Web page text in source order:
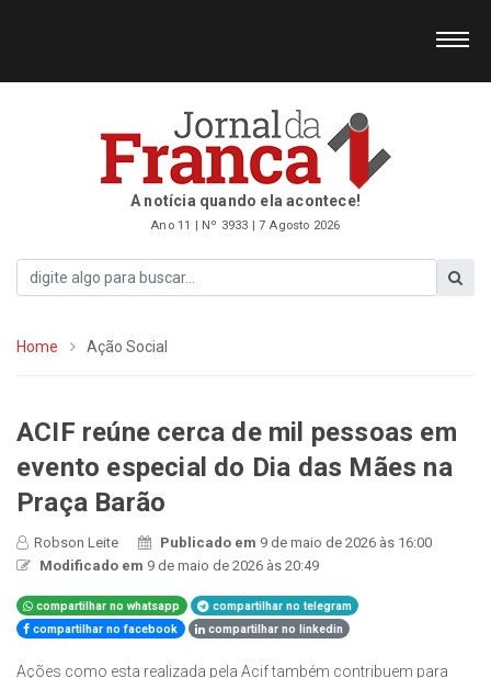
A notícia quando ela acontece!
Ano 11 | Nº 3933 | 7 Agosto 2026
Home Ação Social
ACIF reúne cerca de mil pessoas em
evento especial do Dia das Mães na
Praça Barão
Robson Leite Publicado em 9 de maio de 2026 às 16:00
Modificado em 9 de maio de 2026 às 20:49
compartilhar no whatsapp
compartilhar no telegram
compartilhar no facebook
compartilhar no linkedin
Ações como esta realizada pela Acif também contribuem para